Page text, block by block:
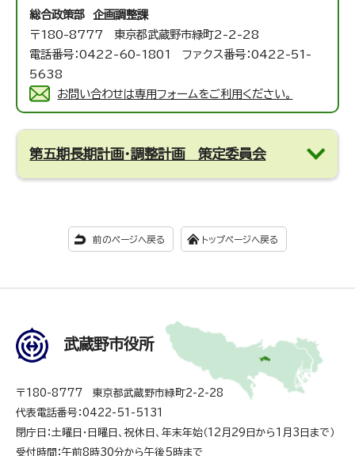
総合政策部 企画調整課
〒180-8777 東京都武蔵野市緑町2-2-28
電話番号：0422-60-1801 ファクス番号：0422-51-
5638
お問い合わせは専用フォームをご利用ください。
第五期長期計画・調整計画 策定委員会
前のページへ戻る トップページへ戻る
武蔵野市役所
〒180-8777 東京都武蔵野市緑町2-2-28
代表電話番号：0422-51-5131
閉庁日：土曜日・日曜日、祝休日、年末年始（12月29日から1月3日まで）
受付時間：午前8時30分から午後5時まで